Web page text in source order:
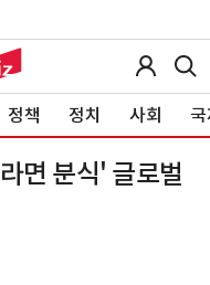
정책 정치 사회
면 분식' 글로벌